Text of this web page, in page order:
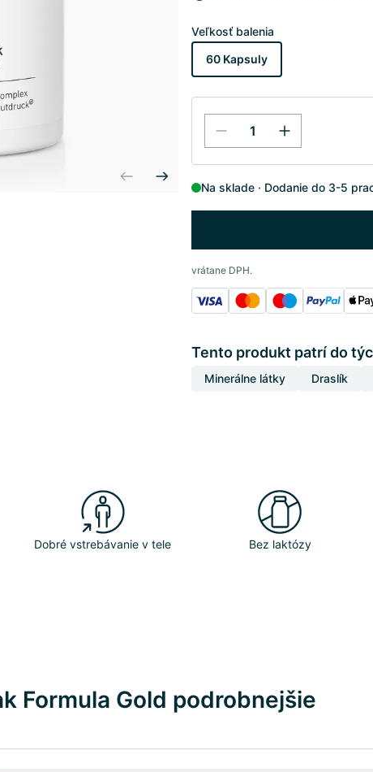
Veľkosť balenia
60 Kapsuly
Na sklade Dodanie do 3-5
vrátane DPH.
Tento produkt patrí do
Minerálne látky Draslík
Dobré vstrebávanie v tele Bez laktózy
Formula Gold podrobnejšie